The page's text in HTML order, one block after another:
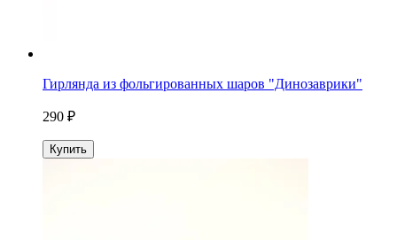
Гирлянда из фольгированных шаров "Динозаврики"
290 ₽
Купить